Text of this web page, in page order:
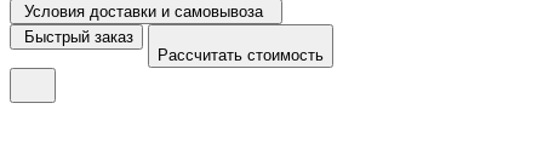
Условия доставки и самовывоза
Быстрый заказ
Рассчитать стоимость